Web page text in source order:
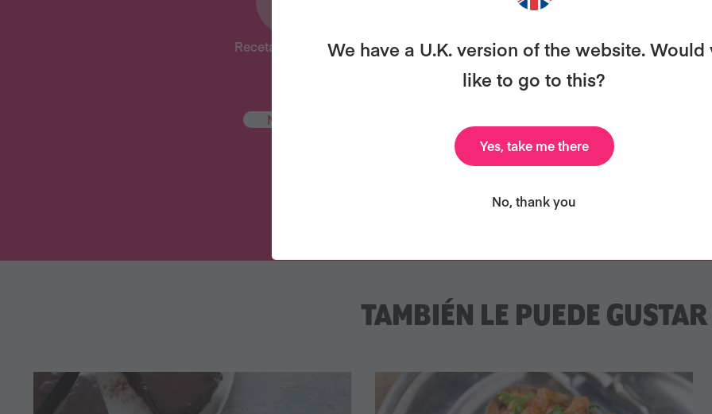
Recetas deliciosas
NUEVO
Libro de cocina
celebridades
31 correos
asesorarte
ÚNETE
TAMBIÉN LE PUEDE GUSTAR
We have a U.K. version of the website. Would
like to go to this?
Yes, take me there
No, thank you